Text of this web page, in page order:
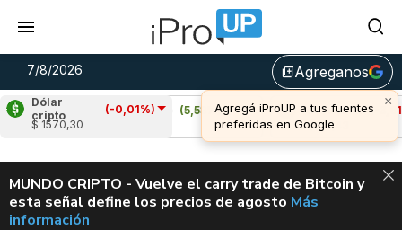
7/8/2026 library_addAgreganos
Dólar
cripto
(-0,01%)
$ 1570,30
Cardano (5,53%)
Avalanche (-3,61%)
u$s 6,43
ALERTA
MUNDO CRIPTO - Vuelve el carry trade de Bitcoin y
esta señal define los precios de agosto VUELVE EL
Más
información